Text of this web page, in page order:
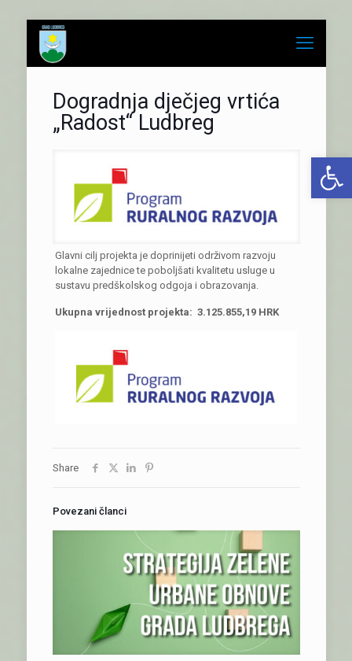
Dogradnja dječjeg vrtića
„Radost“ Ludbreg
Glavni cilj projekta je doprinijeti održivom razvoju
lokalne zajednice te poboljšati kvalitetu usluge u
sustavu predškolskog odgoja i obrazovanja.
Ukupna vrijednost projekta: 3.125.855,19 HRK
Share
Povezani članci